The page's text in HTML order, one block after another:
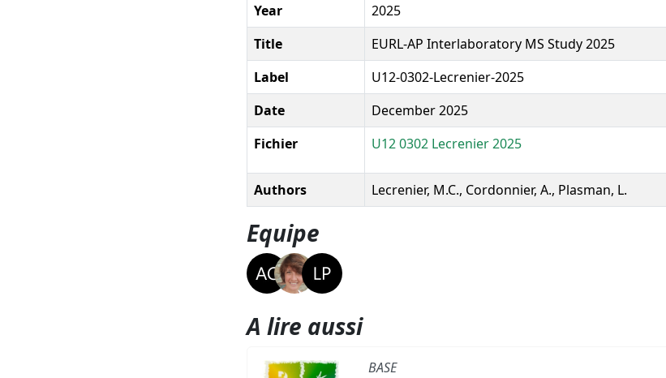
Year
2025
Title
EURL-AP Interlaboratory MS Study 2025
Label
U12-0302-Lecrenier-2025
Date
December 2025
Fichier
U12 0302 Lecrenier 2025
Authors Lecrenier, M.C., Cordonnier, A., Plasman, L.
Equipe
A lire aussi
BASE